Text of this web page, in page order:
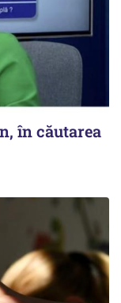
în căutarea